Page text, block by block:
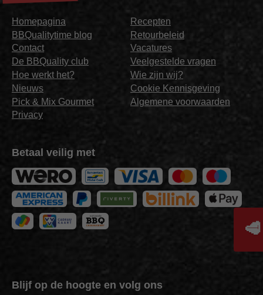
Homepagina
BBQualitytime blog
Contact
De BBQuality club
Hoe werkt het?
Nieuws
Pick & Mix Gourmet
Privacy
Recepten
Retourbeleid
Vacatures
Veelgestelde vragen
Wie zijn wij?
Cookie Kennisgeving
Algemene voorwaarden
Betaal veilig met
Blijf op de hoogte en volg ons
🥩